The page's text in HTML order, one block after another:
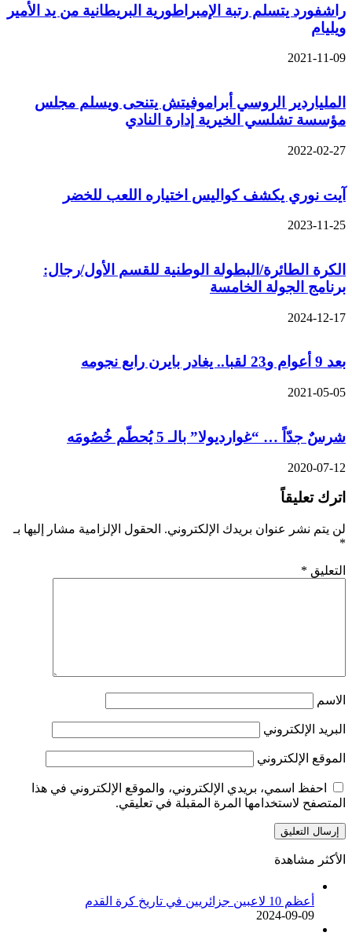
راشفورد يتسلم رتبة الإمبراطورية البريطانية من يد الأمير
ويليام
2021-11-09
الملياردير الروسي أبراموفيتش يتنحى ويسلم مجلس
مؤسسة تشلسي الخيرية إدارة النادي
2022-02-27
آيت نوري يكشف كواليس اختياره اللعب للخضر
2023-11-25
الكرة الطائرة/البطولة الوطنية للقسم الأول/رجال:
برنامج الجولة الخامسة
2024-12-17
بعد 9 أعوام و23 لقبا.. يغادر بايرن رابع نجومه
2021-05-05
شرسٌ جدّاً … “غوارديولا” بالـ 5 يُحطّم خُصُومَه
2020-07-12
اترك تعليقاً
لن يتم نشر عنوان بريدك الإلكتروني. الحقول الإلزامية مشار إليها بـ
*
التعليق *
الاسم
البريد الإلكتروني
الموقع الإلكتروني
احفظ اسمي، بريدي الإلكتروني، والموقع الإلكتروني في هذا
المتصفح لاستخدامها المرة المقبلة في تعليقي.
الأكثر مشاهدة
أعظم 10 لاعبين جزائريين في تاريخ كرة القدم
2024-09-09